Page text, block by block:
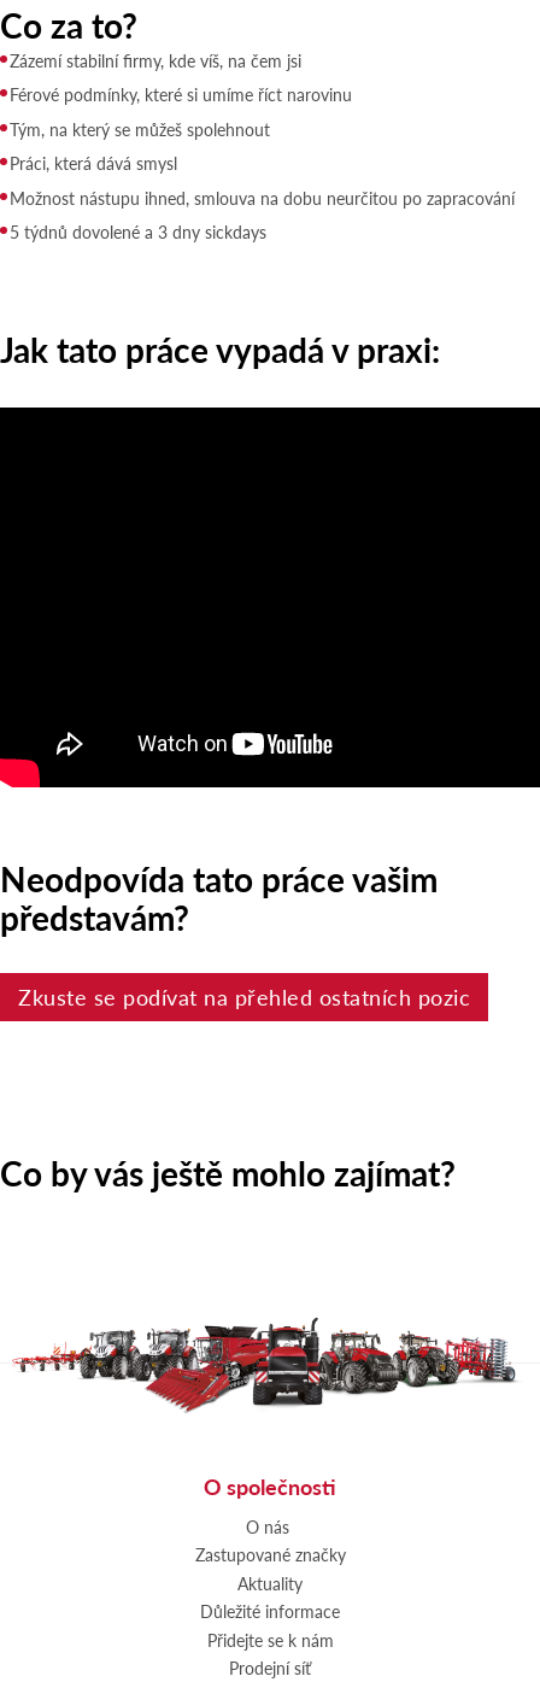
Co za to?
Zázemí stabilní firmy, kde víš, na čem jsi
Férové podmínky, které si umíme říct narovinu
Tým, na který se můžeš spolehnout
Práci, která dává smysl
Možnost nástupu ihned, smlouva na dobu neurčitou po zapracování
5 týdnů dovolené a 3 dny sickdays
Jak tato práce vypadá v praxi:
Neodpovída tato práce vašim
představám?
Zkuste se podívat na přehled ostatních pozic
Co by vás ještě mohlo zajímat?
O společnosti
O nás
Zastupované značky
Aktuality
Důležité informace
Přidejte se k nám
Prodejní síť